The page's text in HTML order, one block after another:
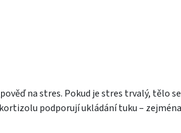
na stres. Pokud je stres trvalý, tělo se
podporují ukládání tuku –